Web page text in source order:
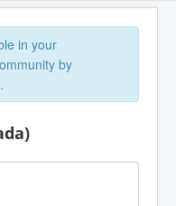
in your
by